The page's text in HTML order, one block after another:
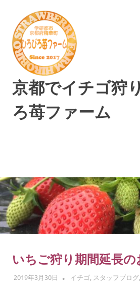
京都でイチゴ狩
ろ苺ファーム
味
し
い
イ
チ
ゴ
み
体
験
いちご狩り期間延長の
2019年3月30日 ADMIN
イチゴ, スタッフブログ,